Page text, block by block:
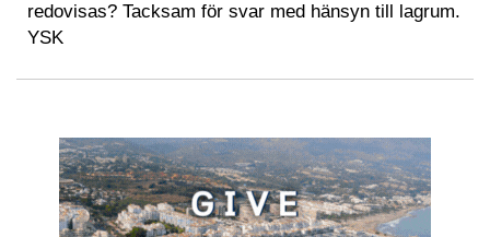
redovisas? Tacksam för svar med hänsyn till lagrum.
YSK